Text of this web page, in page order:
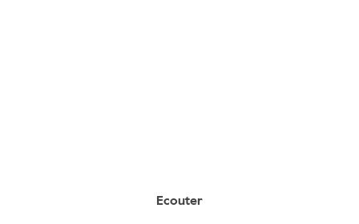
Ecouter